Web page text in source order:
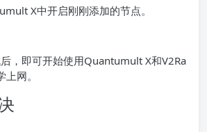
X中开启刚刚添加的节点。
，即可开始使用Quantumult X和V2Ra
网。